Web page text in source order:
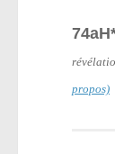
propos)